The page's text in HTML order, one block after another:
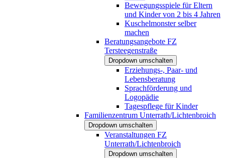
Bewegungsspiele für Eltern
und Kinder von 2 bis 4 Jahren
Kuschelmonster selber
machen
Beratungsangebote FZ
Tersteegenstraße
Dropdown umschalten
Erziehungs-, Paar- und
Lebensberatung
Sprachförderung und
Logopädie
Tagespflege für Kinder
Familienzentrum Unterrath/Lichtenbroich
Dropdown umschalten
Veranstaltungen FZ
Unterrath/Lichtenbroich
Dropdown umschalten